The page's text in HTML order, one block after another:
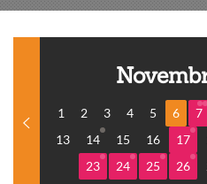
1 2 3 4 5 6 7
13
14 15 16 17
23
24 25 26